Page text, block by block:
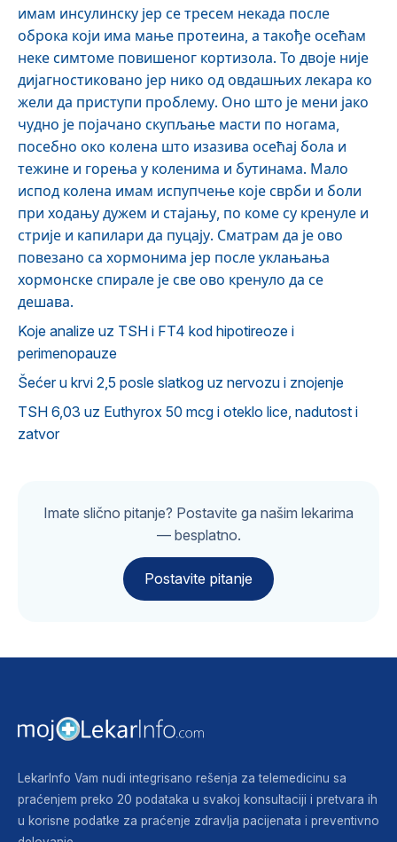
имам инсулинску јер се тресем некада после
оброка који има мање протеина, а такође осећам
неке симтоме повишеног кортизола. То двоје није
дијагностиковано јер нико од овдашњих лекара ко
жели да приступи проблему. Оно што је мени јако
чудно је појачано скупљање масти по ногама,
посебно око колена што изазива осећај бола и
тежине и горења у коленима и бутинама. Мало
испод колена имам испупчење које сврби и боли
при ходању дужем и стајању, по коме су кренуле и
стрије и капилари да пуцају. Сматрам да је ово
повезано са хормонима јер после уклањања
хормонске спирале је све ово кренуло да се
дешава.
Koje analize uz TSH i FT4 kod hipotireoze i
perimenopauze
Šećer u krvi 2,5 posle slatkog uz nervozu i znojenje
TSH 6,03 uz Euthyrox 50 mcg i oteklo lice, nadutost i
zatvor
Imate slično pitanje? Postavite ga našim lekarima
— besplatno.
Postavite pitanje
LekarInfo Vam nudi integrisano rešenja za telemedicinu sa
praćenjem preko 20 podataka u svakoj konsultaciji i pretvara ih
u korisne podatke za praćenje zdravlja pacijenata i preventivno